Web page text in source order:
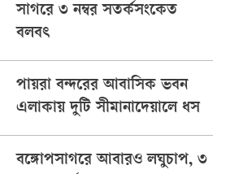
সাগরে ৩ নম্বর সতর্কসংকেত
বলবৎ
পায়রা বন্দরের আবাসিক ভবন
এলাকায় দুটি সীমানাদেয়ালে ধস
বঙ্গোপসাগরে আবারও লঘুচাপ, ৩